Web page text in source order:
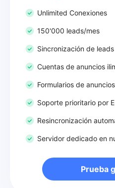
Unlimited Conexiones
150'000 leads/mes
Sincronización de
Cuentas de anuncios
Formularios de
Soporte prioritario por
Resincronización
Servidor dedicado en
Prueba